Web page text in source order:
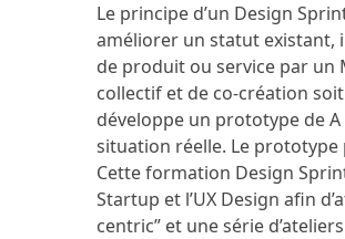
Le principe d’un Design
améliorer un statut existant,
de produit ou service par un
collectif et de co-création
développe un prototype de
situation réelle. Le
Cette formation Design
Startup et l’UX Design afin
centric” et une série